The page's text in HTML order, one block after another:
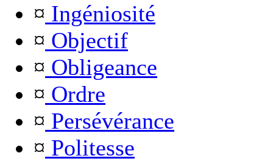
¤ Ingéniosité
¤ Objectif
¤ Obligeance
¤ Ordre
¤ Persévérance
¤ Politesse